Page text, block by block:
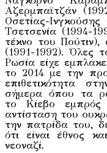
Αζερμπαϊτζάν
Οσετίας-
Τσετσενία (1994-
τέκνο του Πούτιν),
(1991-1992). Όλες
Ρωσία είχε
το 2014 με την
επιθετικότητα
σήμερα όπου τα
το Κίεβο εμπρός
αντίσταση του
την πατρίδα του,
ότι είναι έθνος
νεοναζί.